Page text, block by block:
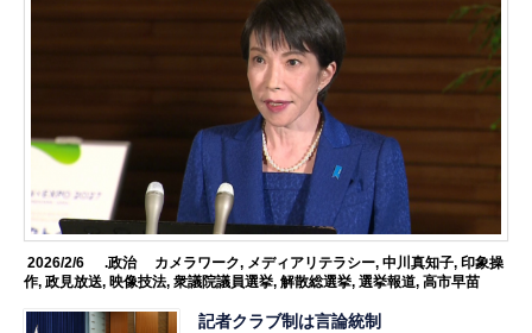
2026/2/6 .政治 カメラワーク, メディアリテラシー, 中川真知子, 印象操
作,政見放送,映像技法,衆議院議員選挙,解散総選挙,選挙報道,高市早苗
記者クラブ制は言論統制